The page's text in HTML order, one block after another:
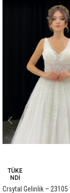
TÜKE
NDI
Crsytal Gelinlik – 23105